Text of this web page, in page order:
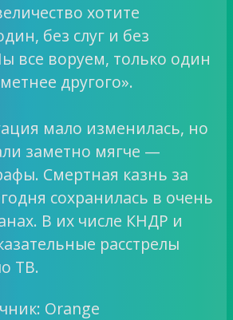
хотите
без слуг и без
все воруем, только один
другого».
мало изменилась, но
заметно мягче —
Смертная казнь за
сохранилась в очень
В их числе КНДР и
расстрелы
ТВ.
Orange